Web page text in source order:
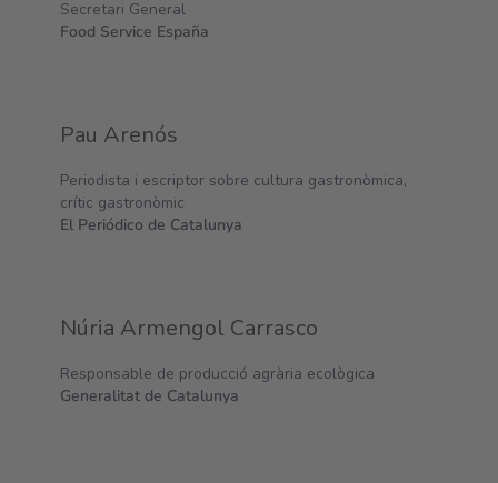
Secretari General
Food Service España
Pau Arenós
Periodista i escriptor sobre cultura gastronòmica,
crític gastronòmic
El Periódico de Catalunya
Núria Armengol Carrasco
Responsable de producció agrària ecològica
Generalitat de Catalunya